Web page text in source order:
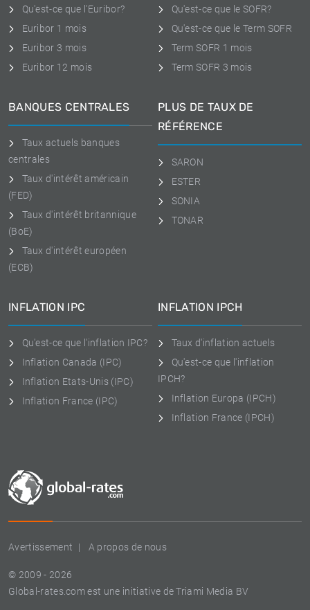
Avertissement A propos de nous
© 2009 - 2026
Global-rates.com est une initiative de Triami Media BV
Qu'est-ce que l'Euribor?
Euribor 1 mois
Euribor 3 mois
Euribor 12 mois
Qu'est-ce que le SOFR?
Qu'est-ce que le Term SOFR
Term SOFR 1 mois
Term SOFR 3 mois
BANQUES CENTRALES
Taux actuels banques
centrales
Taux d'intérêt américain
(FED)
Taux d'intérêt britannique
(BoE)
Taux d'intérêt européen
(ECB)
PLUS DE TAUX DE
RÉFÉRENCE
SARON
ESTER
SONIA
TONAR
INFLATION IPC
Qu'est-ce que l'inflation IPC?
Inflation Canada (IPC)
Inflation Etats-Unis (IPC)
Inflation France (IPC)
INFLATION IPCH
Taux d'inflation actuels
Qu'est-ce que l'inflation
IPCH?
Inflation Europa (IPCH)
Inflation France (IPCH)